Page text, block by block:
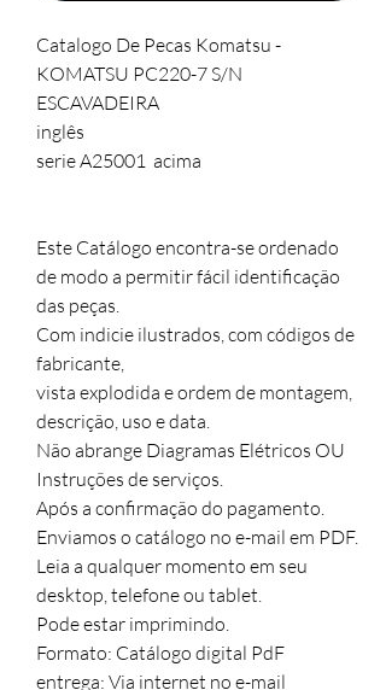
Catalogo De Pecas Komatsu -
KOMATSU PC220-7 S/N
ESCAVADEIRA
inglês
serie A25001  acima
Este Catálogo encontra-se ordenado
de modo a permitir fácil identificação
das peças.
Com indicie ilustrados, com códigos de
fabricante,
vista explodida e ordem de montagem,
descrição, uso e data.
Não abrange Diagramas Elétricos OU
Instruções de serviços.
Após a confirmação do pagamento.
Enviamos o catálogo no e-mail em PDF.
Leia a qualquer momento em seu
desktop, telefone ou tablet.
Pode estar imprimindo.
Formato: Catálogo digital PdF
entrega: Via internet no e-mail